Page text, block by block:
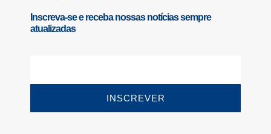
Inscreva-se e receba nossas notícias sempre
atualizadas
INSCREVER